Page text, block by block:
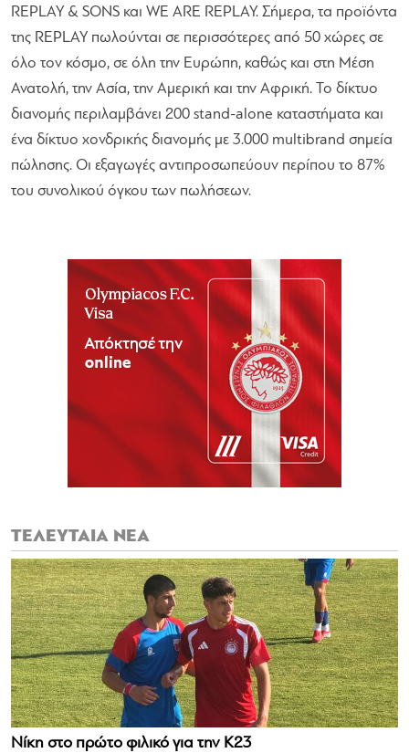
REPLAY & SONS και WE ARE REPLAY. Σήμερα, τα προϊόντα
της REPLAY πωλούνται σε περισσότερες από 50 χώρες σε
όλο τον κόσμο, σε όλη την Ευρώπη, καθώς και στη Μέση
Ανατολή, την Ασία, την Αμερική και την Αφρική. Το δίκτυο
διανομής περιλαμβάνει 200 stand-alone καταστήματα και
ένα δίκτυο χονδρικής διανομής με 3.000 multibrand σημεία
πώλησης. Οι εξαγωγές αντιπροσωπεύουν περίπου το 87%
του συνολικού όγκου των πωλήσεων.
ΤΕΛΕΥΤΑΙΑ ΝΕΑ
Νίκη στο πρώτο φιλικό για την Κ23